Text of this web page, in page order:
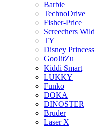
Barbie
TechnoDrive
Fisher-Price
Screechers Wild
TY
Disney Princess
GooJitZu
Kiddi Smart
LUKKY
Funko
DOKA
DINOSTER
Bruder
Laser X